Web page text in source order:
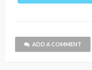
ADD A COMMENT